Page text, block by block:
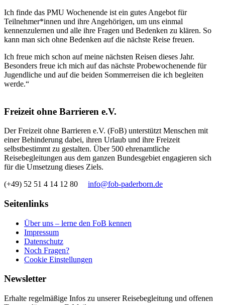
Ich finde das PMU Wochenende ist ein gutes Angebot für
Teilnehmer*innen und ihre Angehörigen, um uns einmal
kennenzulernen und alle ihre Fragen und Bedenken zu klären. So
kann man sich ohne Bedenken auf die nächste Reise freuen.
Ich freue mich schon auf meine nächsten Reisen dieses Jahr.
Besonders freue ich mich auf das nächste Probewochenende für
Jugendliche und auf die beiden Sommerreisen die ich begleiten
werde.“
Freizeit ohne Barrieren e.V.
Der Freizeit ohne Barrieren e.V. (FoB) unterstützt Menschen mit
einer Behinderung dabei, ihren Urlaub und ihre Freizeit
selbstbestimmt zu gestalten. Über 500 ehrenamtliche
Reisebegleitungen aus dem ganzen Bundesgebiet engagieren sich
für die Umsetzung dieses Ziels.
(+49) 52 51 4 14 12 80 info@fob-paderborn.de
Seitenlinks
Über uns – lerne den FoB kennen
Impressum
Datenschutz
Noch Fragen?
Cookie Einstellungen
Newsletter
Erhalte regelmäßige Infos zu unserer Reisebegleitung und offenen